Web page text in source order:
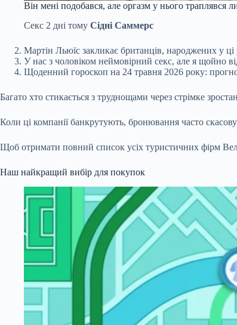
Він мені подобався, але оргазм у нього траплявся
Секс 2 дні тому Сідні Саммерс
Мартін Льюїс закликає британців, народжених у ці
У нас з чоловіком неймовірний секс, але я щойно
Щоденний гороскоп на 24 травня 2026 року:
Багато хто стикається з труднощами через стрімке
Коли ці компанії банкрутують, бронювання часто
Щоб отримати повний список усіх туристичних фірм
Наш найкращий вибір для покупок